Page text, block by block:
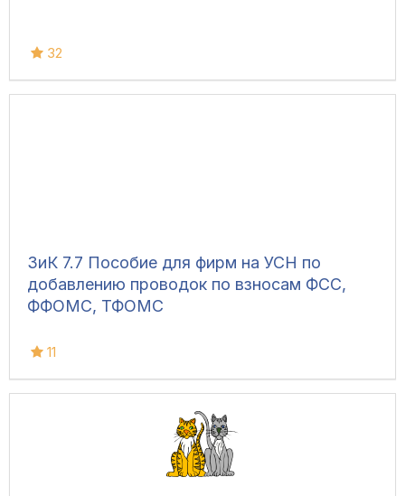
32
ЗиК 7.7 Пособие для фирм на УСН по
добавлению проводок по взносам ФСС,
ФФОМС, ТФОМС
11